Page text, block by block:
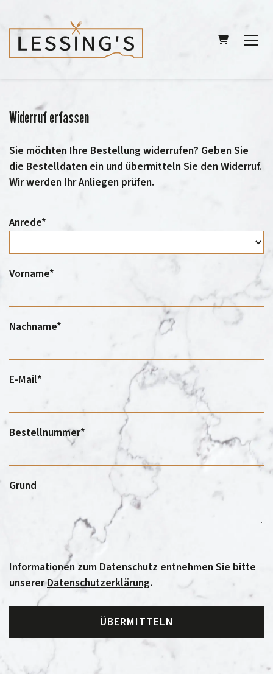
WARENKORB
Widerruf erfassen
Sie möchten Ihre Bestellung widerrufen? Geben Sie
die Bestelldaten ein und übermitteln Sie den Widerruf.
Wir werden Ihr Anliegen prüfen.
Anrede*
Vorname*
Nachname*
E-Mail*
Bestellnummer*
Grund
Informationen zum Datenschutz entnehmen Sie bitte
unsererDatenschutzerklärung.
ÜBERMITTELN